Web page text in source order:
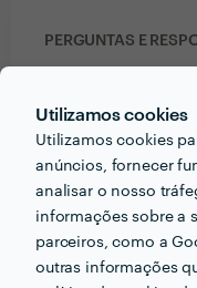
Utilizamos cookies
Utilizamos cookies
anúncios, fornecer
analisar o nosso
informações sobre a
parceiros, como a
outras informações
PERGUNTAS E
Garantir que o
e adequado para o
sempre as suas
seu portfólio/